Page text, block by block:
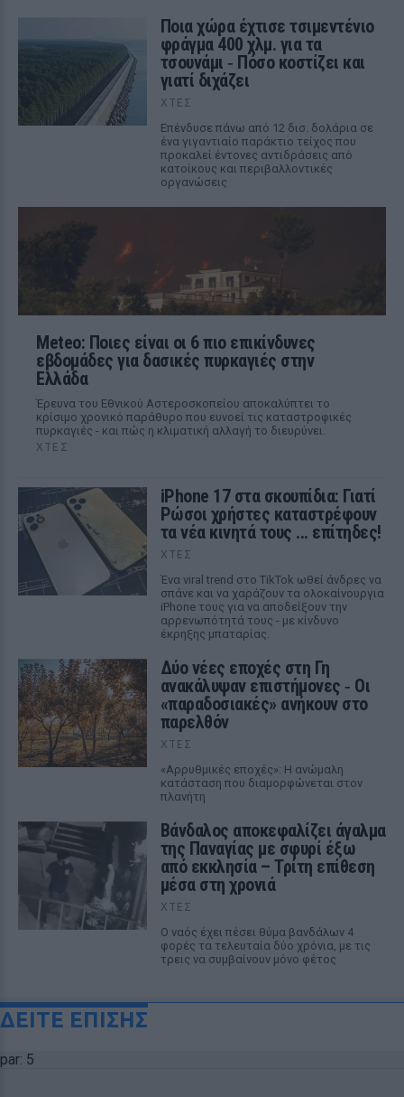
Ποια χώρα έχτισε τσιμεντένιο
φράγμα 400 χλμ. για τα
τσουνάμι ‑ Πόσο κοστίζει και
γιατί διχάζει
ΧΤΕΣ
Επένδυσε πάνω από 12 δισ. δολάρια σε
ένα γιγαντιαίο παράκτιο τείχος που
προκαλεί έντονες αντιδράσεις από
κατοίκους και περιβαλλοντικές
οργανώσεις
Meteo: Ποιες είναι οι 6 πιο επικίνδυνες
εβδομάδες για δασικές πυρκαγιές στην
Ελλάδα
Έρευνα του Εθνικού Αστεροσκοπείου αποκαλύπτει το
κρίσιμο χρονικό παράθυρο που ευνοεί τις καταστροφικές
πυρκαγιές - και πώς η κλιματική αλλαγή το διευρύνει.
ΧΤΕΣ
iPhone 17 στα σκουπίδια: Γιατί
Ρώσοι χρήστες καταστρέφουν
τα νέα κινητά τους ... επίτηδες!
ΧΤΕΣ
Ένα viral trend στο TikTok ωθεί άνδρες να
σπάνε και να χαράζουν τα ολοκαίνουργια
iPhone τους για να αποδείξουν την
αρρενωπότητά τους - με κίνδυνο
έκρηξης μπαταρίας.
Δύο νέες εποχές στη Γη
ανακάλυψαν επιστήμονες ‑ Oι
«παραδοσιακές» ανήκουν στο
παρελθόν
ΧΤΕΣ
«Αρρυθμικές εποχές»: Η ανώμαλη
κατάσταση που διαμορφώνεται στον
πλανήτη
Βάνδαλος αποκεφαλίζει άγαλμα
της Παναγίας με σφυρί έξω
από εκκλησία – Τρίτη επίθεση
μέσα στη χρονιά
ΧΤΕΣ
Ο ναός έχει πέσει θύμα βανδάλων 4
φορές τα τελευταία δύο χρόνια, με τις
τρεις να συμβαίνουν μόνο φέτος
ΔΕΙΤΕ ΕΠΙΣΗΣ
par: 5